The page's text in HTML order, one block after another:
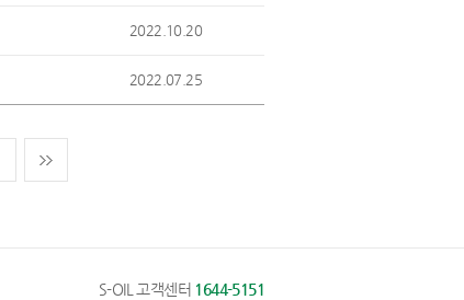
2022.10.20
2022.07.25
S-OIL 고객센터 1644-5151